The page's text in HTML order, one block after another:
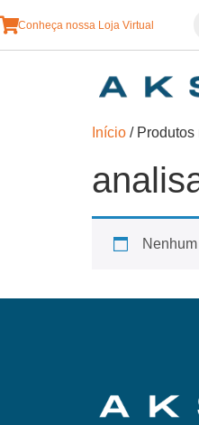
Conheça nossa Loja Virtual
Início / Produtos